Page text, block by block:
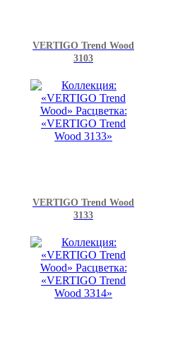
VERTIGO Trend Wood
3103
VERTIGO Trend Wood
3133